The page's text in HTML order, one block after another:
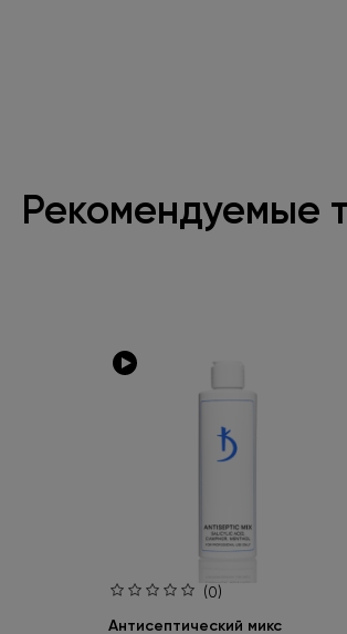
Рекомендуемые
(0)
Антисептический микс